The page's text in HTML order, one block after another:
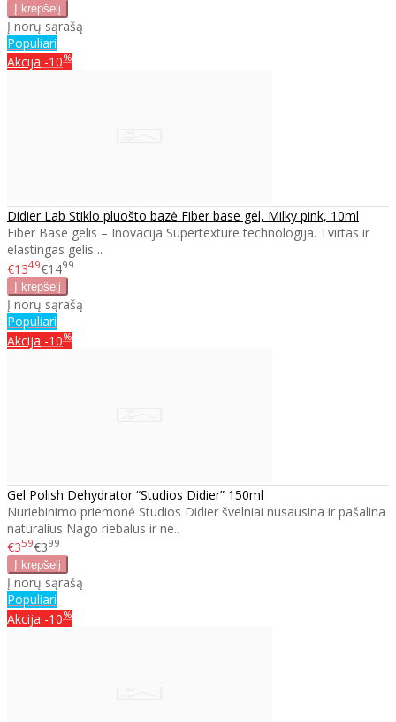
Į norų sąrašą
Populiari
Akcija -10%
Didier Lab Stiklo pluošto bazė Fiber base gel, Milky pink, 10ml
Fiber Base gelis – Inovacija Supertexture technologija. Tvirtas ir
elastingas gelis ..
€1349€1499
Į norų sąrašą
Populiari
Akcija -10%
Gel Polish Dehydrator “Studios Didier” 150ml
Nuriebinimo priemonė Studios Didier švelniai nusausina ir pašalina
naturalius Nago riebalus ir ne..
€359€399
Į norų sąrašą
Populiari
Akcija -10%